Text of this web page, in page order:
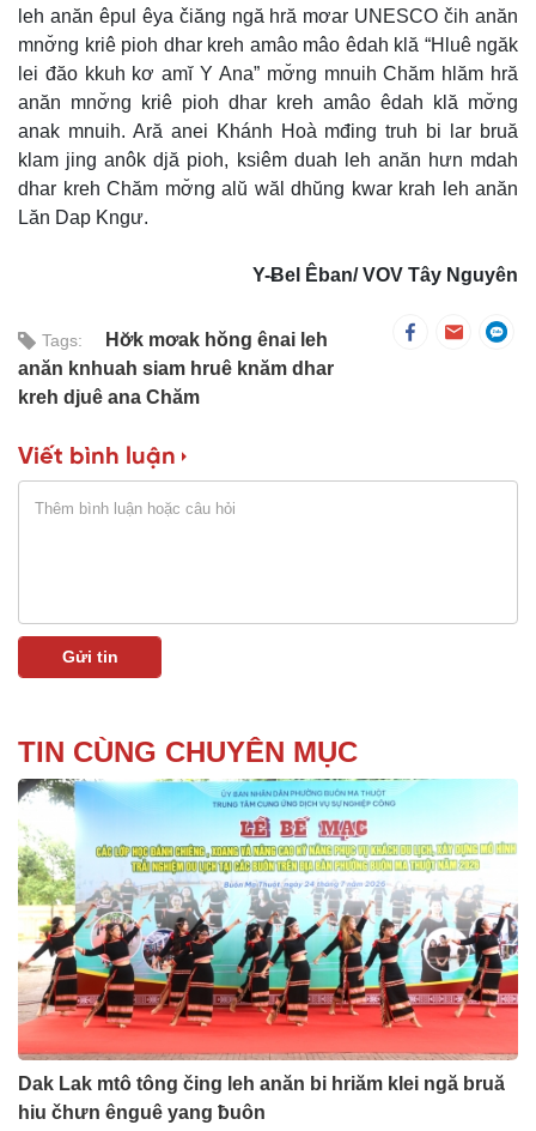
leh anăn êpul êya čiăng ngă hră mơar UNESCO čih anăn
mnơ̆ng kriê pioh dhar kreh amâo mâo êdah klă “Hluê ngăk
lei đăo kkuh kơ amĭ Y Ana” mơ̆ng mnuih Chăm hlăm hră
anăn mnơ̆ng kriê pioh dhar kreh amâo êdah klă mơ̆ng
anak mnuih. Ară anei Khánh Hoà mđing truh bi lar bruă
klam jing anôk djă pioh, ksiêm duah leh anăn hưn mdah
dhar kreh Chăm mơ̆ng alŭ wăl dhŭng kwar krah leh anăn
Lăn Dap Kngư.
Y-Ƀel Êban/ VOV Tây Nguyên
Tags:
Hơ̆k mơak hŏng ênai leh
anăn knhuah siam hruê knăm dhar
kreh djuê ana Chăm
Viết bình luận
TIN CÙNG CHUYÊN MỤC
Dak Lak mtô tông čing leh anăn bi hriăm klei ngă bruă
hiu čhưn ênguê yang ƀuôn